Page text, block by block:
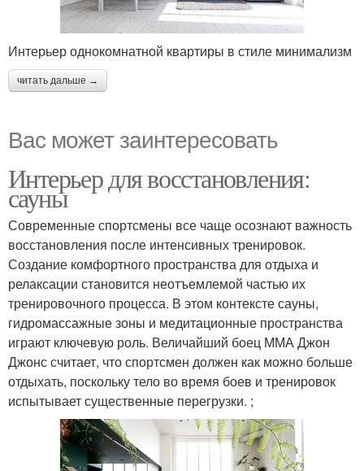
Интерьер однокомнатной квартиры в стиле минимализм
читать дальше →
Вас может заинтересовать
Интерьер для восстановления:
сауны
Современные спортсмены все чаще осознают важность
восстановления после интенсивных тренировок.
Создание комфортного пространства для отдыха и
релаксации становится неотъемлемой частью их
тренировочного процесса. В этом контексте сауны,
гидромассажные зоны и медитационные пространства
играют ключевую роль. Величайший боец ММА Джон
Джонс считает, что спортсмен должен как можно больше
отдыхать, поскольку тело во время боев и тренировок
испытывает существенные перегрузки. ;